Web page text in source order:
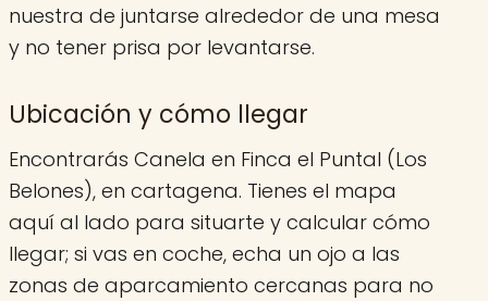
nuestra de juntarse alrededor de una mesa
y no tener prisa por levantarse.
Ubicación y cómo llegar
Encontrarás Canela en Finca el Puntal (Los
Belones), en cartagena. Tienes el mapa
aquí al lado para situarte y calcular cómo
llegar; si vas en coche, echa un ojo a las
zonas de aparcamiento cercanas para no